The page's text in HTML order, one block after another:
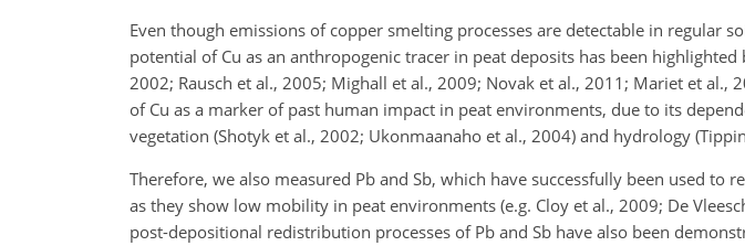
Even though emissions of copper smelting processes are detectable in regular
potential of Cu as an anthropogenic tracer in peat deposits has been
2002; Rausch et al., 2005; Mighall et al., 2009; Novak et al., 2011; Mariet et
of Cu as a marker of past human impact in peat environments, due to its
vegetation (Shotyk et al., 2002; Ukonmaanaho et al., 2004) and hydrology
Therefore, we also measured Pb and Sb, which have successfully been used
as they show low mobility in peat environments (e.g. Cloy et al., 2009; De
post-depositional redistribution processes of Pb and Sb have also been